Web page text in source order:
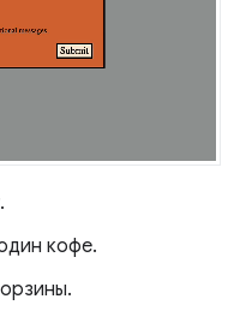
кофе.